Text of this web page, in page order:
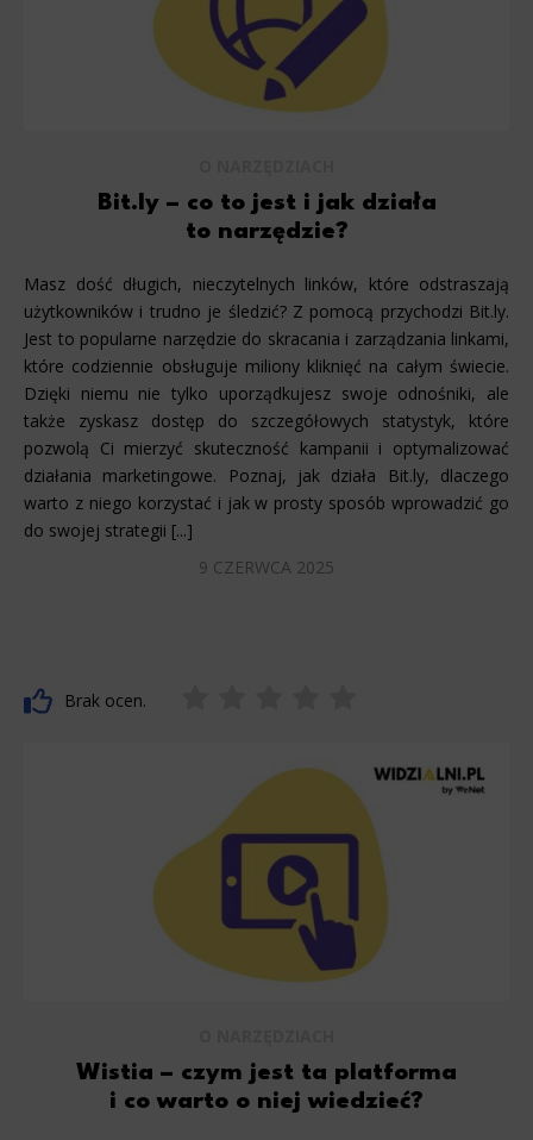
Bit.ly – co to jest i jak działa
to narzędzie?
Masz dość długich, nieczytelnych linków, które odstraszają
użytkowników i trudno je śledzić? Z pomocą przychodzi Bit.ly.
Jest to popularne narzędzie do skracania i zarządzania linkami,
które codziennie obsługuje miliony kliknięć na całym świecie.
Dzięki niemu nie tylko uporządkujesz swoje odnośniki, ale
także zyskasz dostęp do szczegółowych statystyk, które
pozwolą Ci mierzyć skuteczność kampanii i optymalizować
działania marketingowe. Poznaj, jak działa Bit.ly, dlaczego
warto z niego korzystać i jak w prosty sposób wprowadzić go
do swojej strategii [...]
9 CZERWCA 2025
Brak ocen.
Wistia – czym jest ta platforma
i co warto o niej wiedzieć?